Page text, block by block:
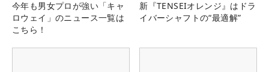
今年も男女プロが強い「キャ
ロウェイ」のニュース一覧は
こちら！
新『TENSEIオレンジ』はドラ
イバーシャフトの“最適解”